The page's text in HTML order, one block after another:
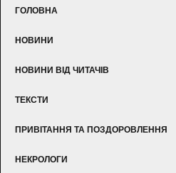
ГОЛОВНА
НОВИНИ
НОВИНИ ВІД ЧИТАЧІВ
ТЕКСТИ
ПРИВІТАННЯ ТА ПОЗДОРОВЛЕННЯ
НЕКРОЛОГИ